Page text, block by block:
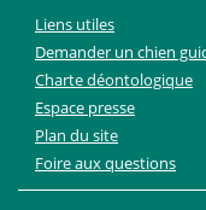
Liens utiles
Demander un chien
Charte déontologique
Espace presse
Plan du site
Foire aux questions